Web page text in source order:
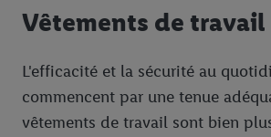
Vêtements de travail
L'efficacité et la sécurité au
commencent par une tenue
vêtements de travail sont bien